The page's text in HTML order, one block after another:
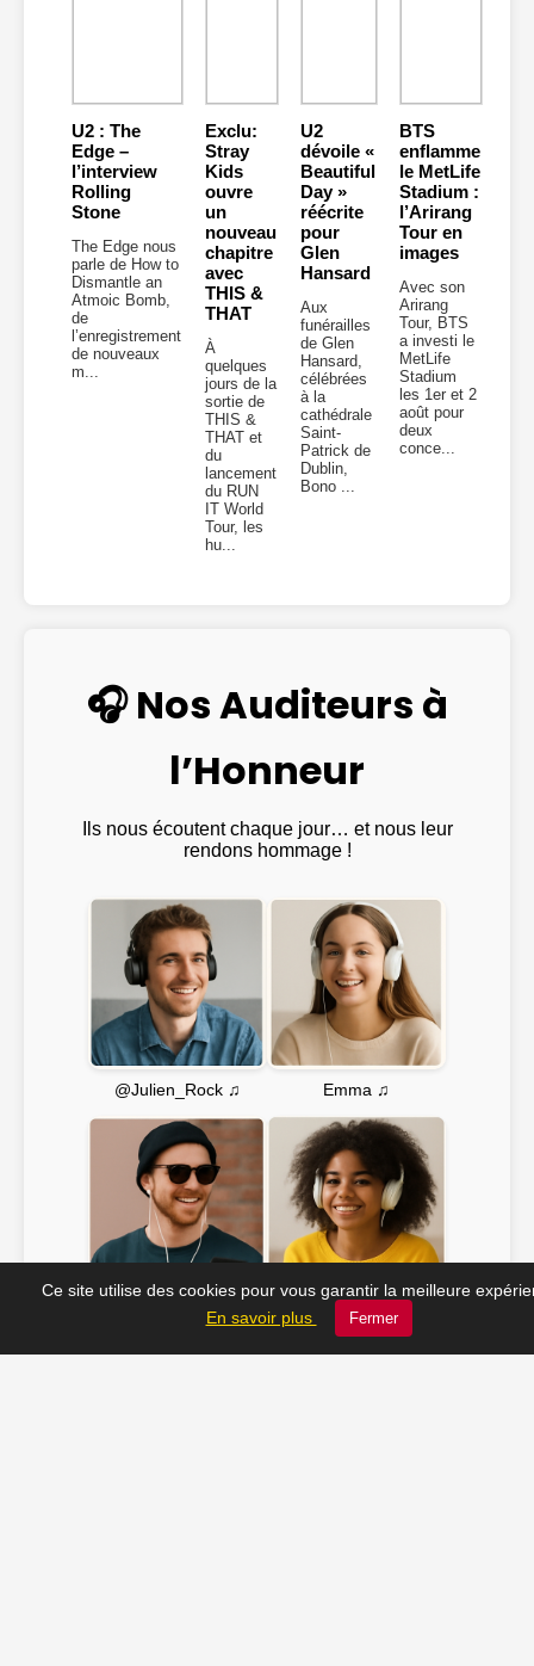
U2 : The
Edge –
l’interview
Rolling
Stone
The Edge nous
parle de How to
Dismantle an
Atmoic Bomb,
de
l’enregistrement
de nouveaux
m...
Exclu:
Stray
Kids
ouvre
un
nouveau
chapitre
avec
THIS &
THAT
À
quelques
jours de la
sortie de
THIS &
THAT et
du
lancement
du RUN
IT World
Tour, les
hu...
U2
dévoile «
Beautiful
Day »
réécrite
pour
Glen
Hansard
Aux
funérailles
de Glen
Hansard,
célébrées
à la
cathédrale
Saint-
Patrick de
Dublin,
Bono ...
BTS
enflamme
le MetLife
Stadium :
l’Arirang
Tour en
images
Avec son
Arirang
Tour, BTS
a investi le
MetLife
Stadium
les 1er et 2
août pour
deux
conce...
🎧 Nos Auditeurs à
l’Honneur
Ils nous écoutent chaque jour… et nous leur
rendons hommage !
@Julien_Rock ♫ Emma ♫
JC_13 ♫ Soline ♫
Ce site utilise des cookies pour vous garantir la meilleure
En savoir plus
Fermer